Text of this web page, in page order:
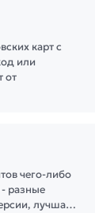
карт с
или
от
чего-либо
- разные
лучша…